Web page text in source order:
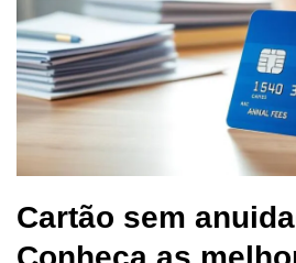
Cartão sem